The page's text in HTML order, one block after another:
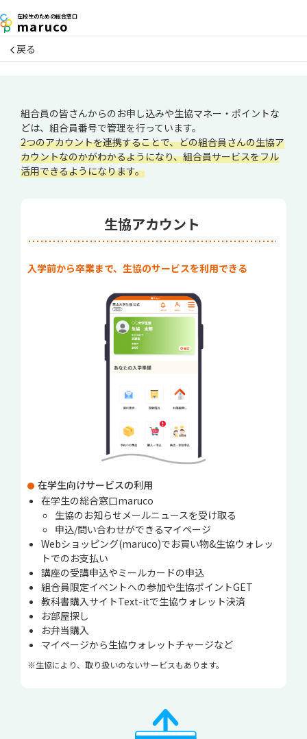
maruco
在校生のための総合窓口
戻る
組合員の皆さんからのお申し込みや生協マネー・ポイントな
どは、組合員番号で管理を行っています。
2つのアカウントを連携することで、どの組合員さんの生協ア
カウントなのかがわかるようになり、組合員サービスをフル
活用できるようになります。
生協アカウント
入学前から卒業まで、生協のサービスを利用できる
在学生向けサービスの利用
在学生の総合窓口maruco
生協のお知らせメールニュースを受け取る
申込/問い合わせができるマイページ
Webショッピング(maruco)でお買い物&生協ウォレッ
トでのお支払い
講座の受講申込やミールカードの申込
組合員限定イベントへの参加や生協ポイントGET
教科書購入サイトText-itで生協ウォレット決済
お部屋探し
お弁当購入
マイページから生協ウォレットチャージなど
※生協により、取り扱いのないサービスもあります。